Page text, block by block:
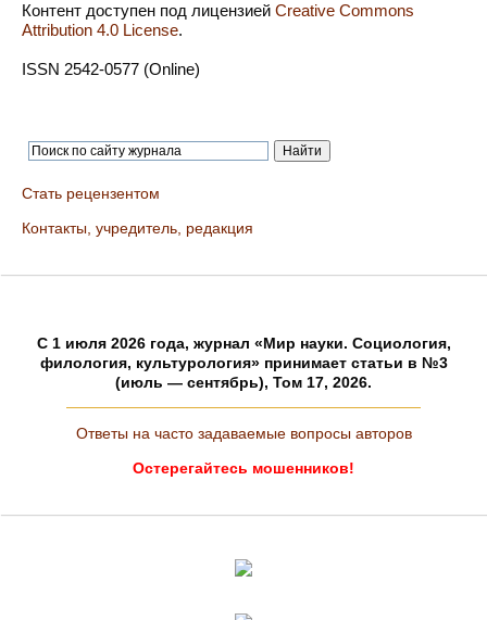
Контент доступен под лицензией Creative Commons
Attribution 4.0 License.
ISSN 2542-0577 (Online)
Стать рецензентом
Контакты, учредитель, редакция
C 1 июля 2026 года, журнал «Мир науки. Социология,
филология, культурология» принимает статьи в №3
(июль — сентябрь), Том 17, 2026.
Ответы на часто задаваемые вопросы авторов
Остерегайтесь мошенников!